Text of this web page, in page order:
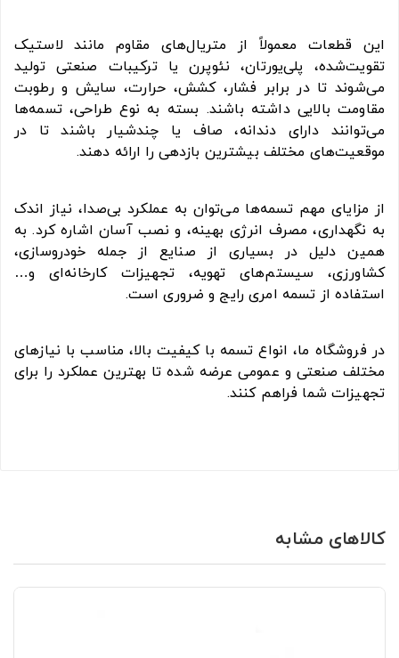
این قطعات معمولاً از متریال‌های مقاوم مانند لاستیک
تقویت‌شده، پلی‌یورتان، نئوپرن یا ترکیبات صنعتی تولید
می‌شوند تا در برابر فشار، کشش، حرارت، سایش و رطوبت
مقاومت بالایی داشته باشند. بسته به نوع طراحی، تسمه‌ها
می‌توانند دارای دندانه، صاف یا چندشیار باشند تا در
موقعیت‌های مختلف بیشترین بازدهی را ارائه دهند.
از مزایای مهم تسمه‌ها می‌توان به عملکرد بی‌صدا، نیاز اندک
به نگهداری، مصرف انرژی بهینه، و نصب آسان اشاره کرد. به
همین دلیل در بسیاری از صنایع از جمله خودروسازی،
کشاورزی، سیستم‌های تهویه، تجهیزات کارخانه‌ای و…
استفاده از تسمه امری رایج و ضروری است.
در فروشگاه ما، انواع تسمه با کیفیت بالا، مناسب با نیازهای
مختلف صنعتی و عمومی عرضه شده تا بهترین عملکرد را برای
تجهیزات شما فراهم کنند.
کالاهای مشابه